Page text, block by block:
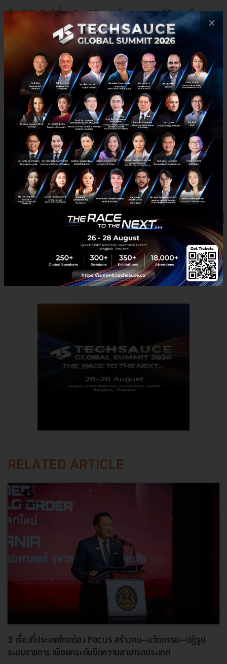
ด้วยวิสัยทัศน์ที่จะนำภูมิปัญญาโบราณมาแก้ปัญหาโลกยุค
ใหม่ Admir Masic ได้ก่อตั้งบริษัท DMAT สตาร์ทอัพที่จะ
นำบทเรียนจากคอนกรีตโรมันมาสร้างคอนกรีตยุคใหม่ที่
มีอายุการใช้งานยาวนาน
‘ประเด็นสำคัญคือ คอนกรีตโรมันนั้นทนทาน รักษาตัว
เองได้ และเป็นระบบที่มีพลวัต’Masic ทิ้งท้าย
‘กระบวนการที่รูพรุนในเถ้าภูเขาไฟถูกเติมเต็มด้วยการ
ตกผลึกใหม่ คือกระบวนการในฝันที่เราต้องการถ่ายทอด
ลงสู่วัสดุสมัยใหม่ เราต้องการวัสดุที่สามารถฟื้นฟูตัวเอง
ได้’
ที่มา:Goodnewsnetwork.org
Science History Deep Tech Innovation
No comment
RELATED ARTICLE
3 เรื่องที่ประเทศไทยต้อง Focus สร้างคน–นวัตกรรม–ปฏิรูป
ระบบราชการ เพื่อยกระดับขีดความสามารถประเทศ
×